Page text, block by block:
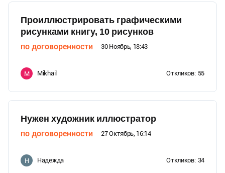
Проиллюстрировать графическими
рисунками книгу, 10 рисунков
по договоренности 30 Ноябрь, 18:43
M Mikhail Откликов: 55
Нужен художник иллюстратор
по договоренности 27 Октябрь, 16:14
Н Надежда Откликов: 34